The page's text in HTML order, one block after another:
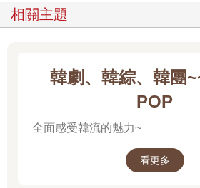
女人呀女人，妳們才是「天使與魔鬼」。
喘息地說：
「羅馬誠乃眾神之都，誠乃條條大路通
「羅馬的條條大路通哪裡？」
相關主題
韓劇、韓綜、韓團
POP
全面感受韓流的魅力~
看更多